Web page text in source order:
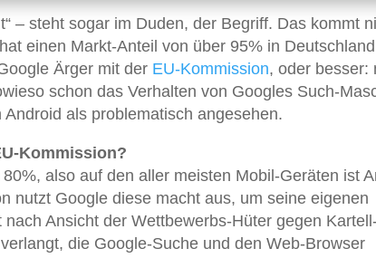
– steht sogar im Duden, der Begriff. Das kommt
hat einen Markt-Anteil von über 95% in
Ärger mit der EU-Kommission, oder besser:
schon das Verhalten von Googles Such-
als problematisch angesehen.
Kommission?
also auf den aller meisten Mobil-Geräten ist
nutzt Google diese macht aus, um seine eigenen
Ansicht der Wettbewerbs-Hüter gegen
die Google-Suche und den Web-Browser